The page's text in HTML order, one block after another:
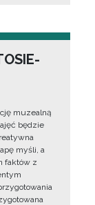
muzealną
będzie
myśli, a
faktów z